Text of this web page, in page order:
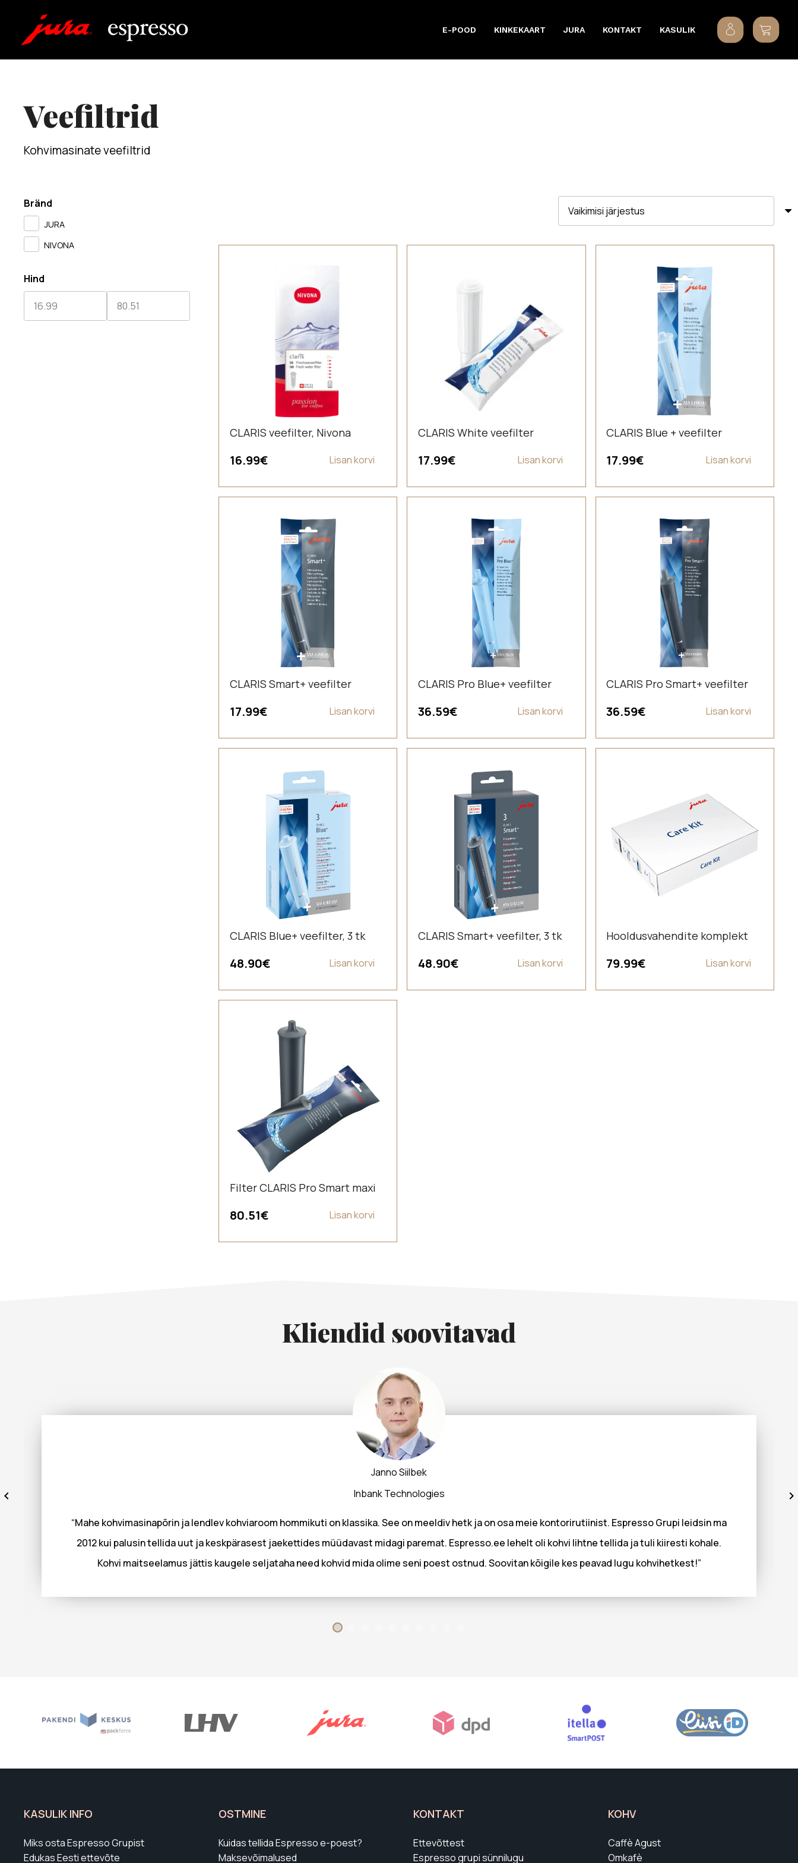
E-POOD KINKEKAART JURA KONTAKT KASULIK
Veefiltrid
Kohvimasinate veefiltrid
Bränd
JURA
NIVONA
Hind
CLARIS veefilter, Nivona
16.99€ Lisan korvi
CLARIS White veefilter
17.99€ Lisan korvi
CLARIS Blue + veefilter
17.99€ Lisan korvi
CLARIS Smart+ veefilter
17.99€ Lisan korvi
CLARIS Pro Blue+ veefilter
36.59€ Lisan korvi
CLARIS Pro Smart+ veefilter
36.59€ Lisan korvi
CLARIS Blue+ veefilter, 3 tk
48.90€ Lisan korvi
CLARIS Smart+ veefilter, 3 tk
48.90€ Lisan korvi
Hooldusvahendite komplekt
79.99€ Lisan korvi
Filter CLARIS Pro Smart maxi
80.51€ Lisan korvi
Kliendid soovitavad
Janno Siilbek
Inbank Technologies
“Mahe kohvimasinapõrin ja lendlev kohviaroom hommikuti on klassika. See on meeldiv hetk ja on osa meie kontorirutiinist. Espresso Grupi leidsin ma
2012 kui palusin tellida uut ja keskpärasest jaekettides müüdavast midagi paremat. Espresso.ee lehelt oli kohvi lihtne tellida ja tuli kiiresti kohale.
Kohvi maitseelamus jättis kaugele seljataha need kohvid mida olime seni poest ostnud. Soovitan kõigile kes peavad lugu kohvihetkest!”
KASULIK INFO
Miks osta Espresso Grupist
Edukas Eesti ettevõte
OSTMINE
Kuidas tellida Espresso e-poest?
Maksevõimalused
KONTAKT
Ettevõttest
Espresso grupi sünnilugu
KOHV
Caffè Agust
Omkafè